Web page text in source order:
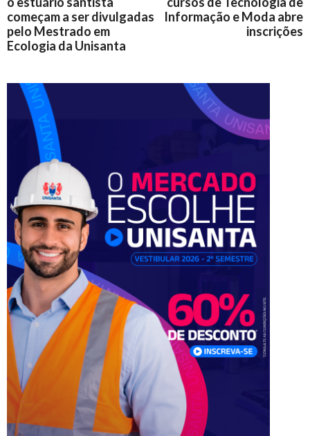
começam a ser divulgadas
pelo Mestrado em
Ecologia da Unisanta
Informação e Moda abre
inscrições